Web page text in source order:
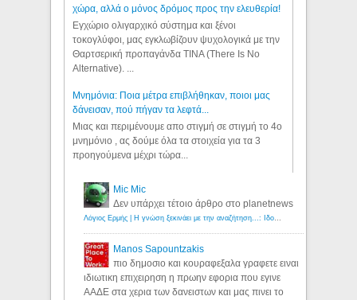
χώρα, αλλά ο μόνος δρόμος προς την ελευθερία!
Εγχώριο ολιγαρχικό σύστημα και ξένοι
τοκογλύφοι, μας εγκλωβίζουν ψυχολογικά με την
Θαρτσερική προπαγάνδα TINA (There Is No
Alternative). ...
Μνημόνια: Ποια μέτρα επιβλήθηκαν, ποιοι μας
δάνεισαν, πού πήγαν τα λεφτά...
Μιας και περιμένουμε απο στιγμή σε στιγμή το 4ο
μνημόνιο , ας δούμε όλα τα στοιχεία για τα 3
προηγούμενα μέχρι τώρα...
Mic Mic
Δεν υπάρχει τέτοιο άρθρο στο planetnews
Λόγιος Ερμής | Η γνώση ξεκινάει με την αναζήτηση...: Ιδού οι 18 που χρωστούν 11 δις ευρώ!
Manos Sapountzakis
πιο δημοσιο και κουραφεξαλα γραφετε ειναι
ιδιωτικη επιχειρηση η πρωην εφορια που εγινε
ΑΑΔΕ στα χερια των δανειστων και μας πινει το